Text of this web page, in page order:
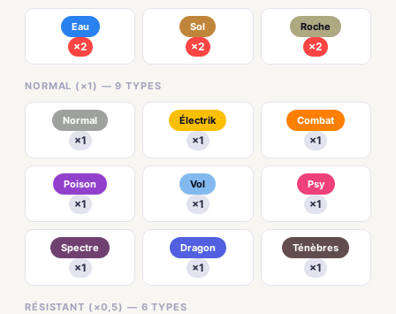
Eau
×2
Sol
×2
Roche
×2
NORMAL (×1) — 9 TYPES
Normal
×1
Électrik
×1
Combat
×1
Poison
×1
Vol
×1
Psy
×1
Spectre
×1
Dragon
×1
Ténèbres
×1
RÉSISTANT (×0,5) — 6 TYPES